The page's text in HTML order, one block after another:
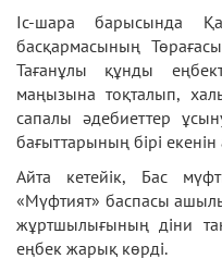
Іс-шара барысында
басқармасының
Тағанұлы құнды
маңызына тоқталып,
сапалы әдебиеттер
бағыттарының бірі екенін
Айта кетейік, Бас
«Мүфтият» баспасы
жұртшылығының діни
еңбек жарық көрді.